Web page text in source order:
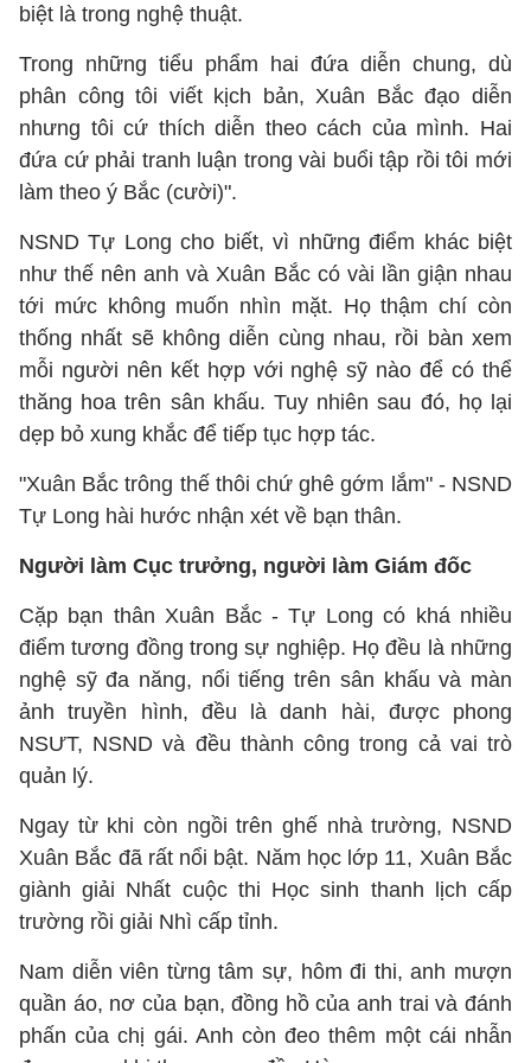
biệt là trong nghệ thuật.
Trong những tiểu phẩm hai đứa diễn chung, dù
phân công tôi viết kịch bản, Xuân Bắc đạo diễn
nhưng tôi cứ thích diễn theo cách của mình. Hai
đứa cứ phải tranh luận trong vài buổi tập rồi tôi mới
làm theo ý Bắc (cười)".
NSND Tự Long cho biết, vì những điểm khác biệt
như thế nên anh và Xuân Bắc có vài lần giận nhau
tới mức không muốn nhìn mặt. Họ thậm chí còn
thống nhất sẽ không diễn cùng nhau, rồi bàn xem
mỗi người nên kết hợp với nghệ sỹ nào để có thể
thăng hoa trên sân khấu. Tuy nhiên sau đó, họ lại
dẹp bỏ xung khắc để tiếp tục hợp tác.
"Xuân Bắc trông thế thôi chứ ghê gớm lắm" - NSND
Tự Long hài hước nhận xét về bạn thân.
Người làm Cục trưởng, người làm Giám đốc
Cặp bạn thân Xuân Bắc - Tự Long có khá nhiều
điểm tương đồng trong sự nghiệp. Họ đều là những
nghệ sỹ đa năng, nổi tiếng trên sân khấu và màn
ảnh truyền hình, đều là danh hài, được phong
NSƯT, NSND và đều thành công trong cả vai trò
quản lý.
Ngay từ khi còn ngồi trên ghế nhà trường, NSND
Xuân Bắc đã rất nổi bật. Năm học lớp 11, Xuân Bắc
giành giải Nhất cuộc thi Học sinh thanh lịch cấp
trường rồi giải Nhì cấp tỉnh.
Nam diễn viên từng tâm sự, hôm đi thi, anh mượn
quần áo, nơ của bạn, đồng hồ của anh trai và đánh
phấn của chị gái. Anh còn đeo thêm một cái nhẫn